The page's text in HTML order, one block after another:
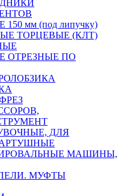
мм (под липучку)
ТОРЦЕВЫЕ (КЛТ)
ОТРЕЗНЫЕ ПО
ДЛЯ
МАШИНЫ,
МУФТЫ